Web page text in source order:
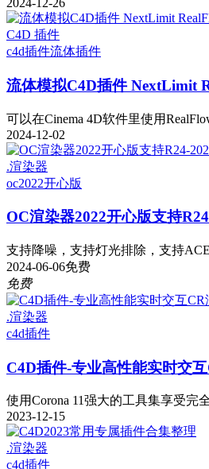
2024-12-26
C4D 插件
c4d插件流体插件
流体模拟C4D插件 NextLimit
可以在Cinema 4D软件里使用
2024-12-02
.渲染器
oc2022开心版
OC渲染器2022开心版支持
支持降噪，支持灯光排除，支持
2024-06-06免费
免费
.渲染器
c4d插件
C4D插件-专业高性能实时交
使用Corona 11强大的工具集享受完
2023-12-15
.渲染器
c4d插件